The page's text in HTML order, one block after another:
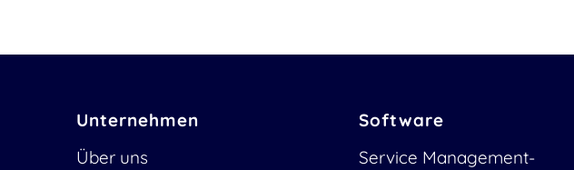
Unternehmen
Über uns
Software
Service Management-